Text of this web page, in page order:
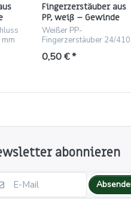
2,9
Fingerzerstäuber aus
PP, weiß – Gewinde
24/410, Steigrohr 219
mm
Weißer PP-
Fingerzerstäuber 24/410
Überkappe.
0,50 € *
abonnieren